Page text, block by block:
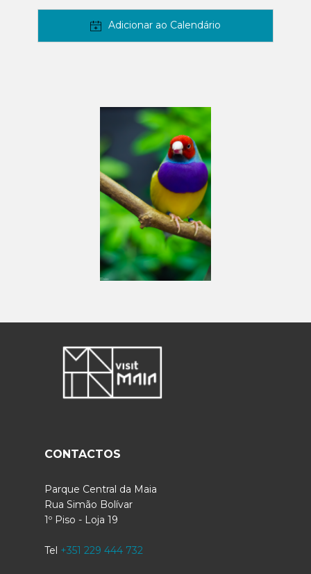
Adicionar ao Calendário
CONTACTOS
Parque Central da Maia
Rua Simão Bolívar
1º Piso - Loja 19
Tel +351 229 444 732